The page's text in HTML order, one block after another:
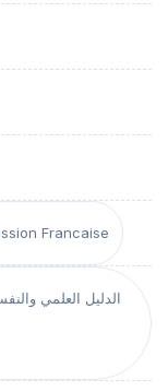
Francaise
الدليل العلمي